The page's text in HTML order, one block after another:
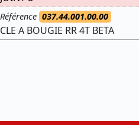
Référence 037.44.001.00.00
CLE A BOUGIE RR 4T BETA